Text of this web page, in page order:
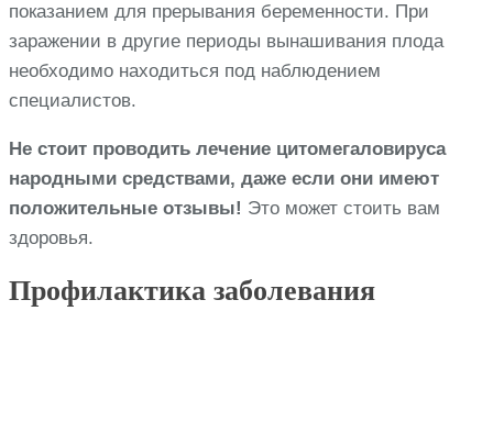
показанием для прерывания беременности. При
заражении в другие периоды вынашивания плода
необходимо находиться под наблюдением
специалистов.
Не стоит проводить лечение цитомегаловируса
народными средствами, даже если они имеют
положительные отзывы! Это может стоить вам
здоровья.
Профилактика заболевания